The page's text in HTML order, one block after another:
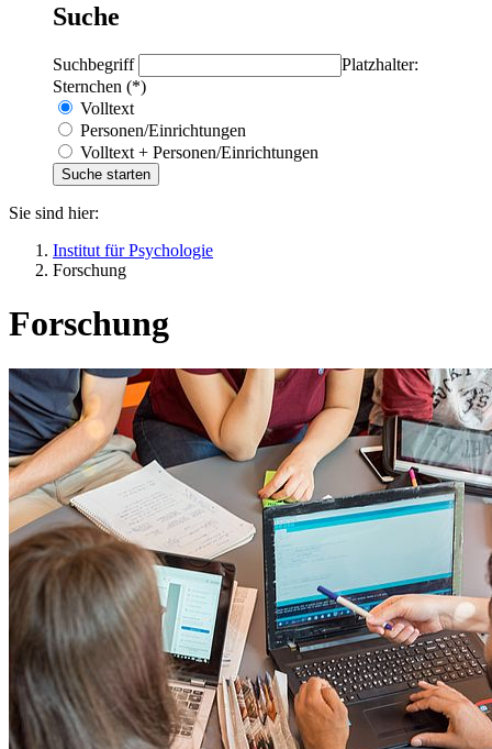
Suche
Suchbegriff
Platzhalter:
Sternchen (*)
Volltext
Personen/Einrichtungen
Volltext + Personen/Einrichtungen
Sie sind hier:
Institut für Psychologie
Forschung
Forschung